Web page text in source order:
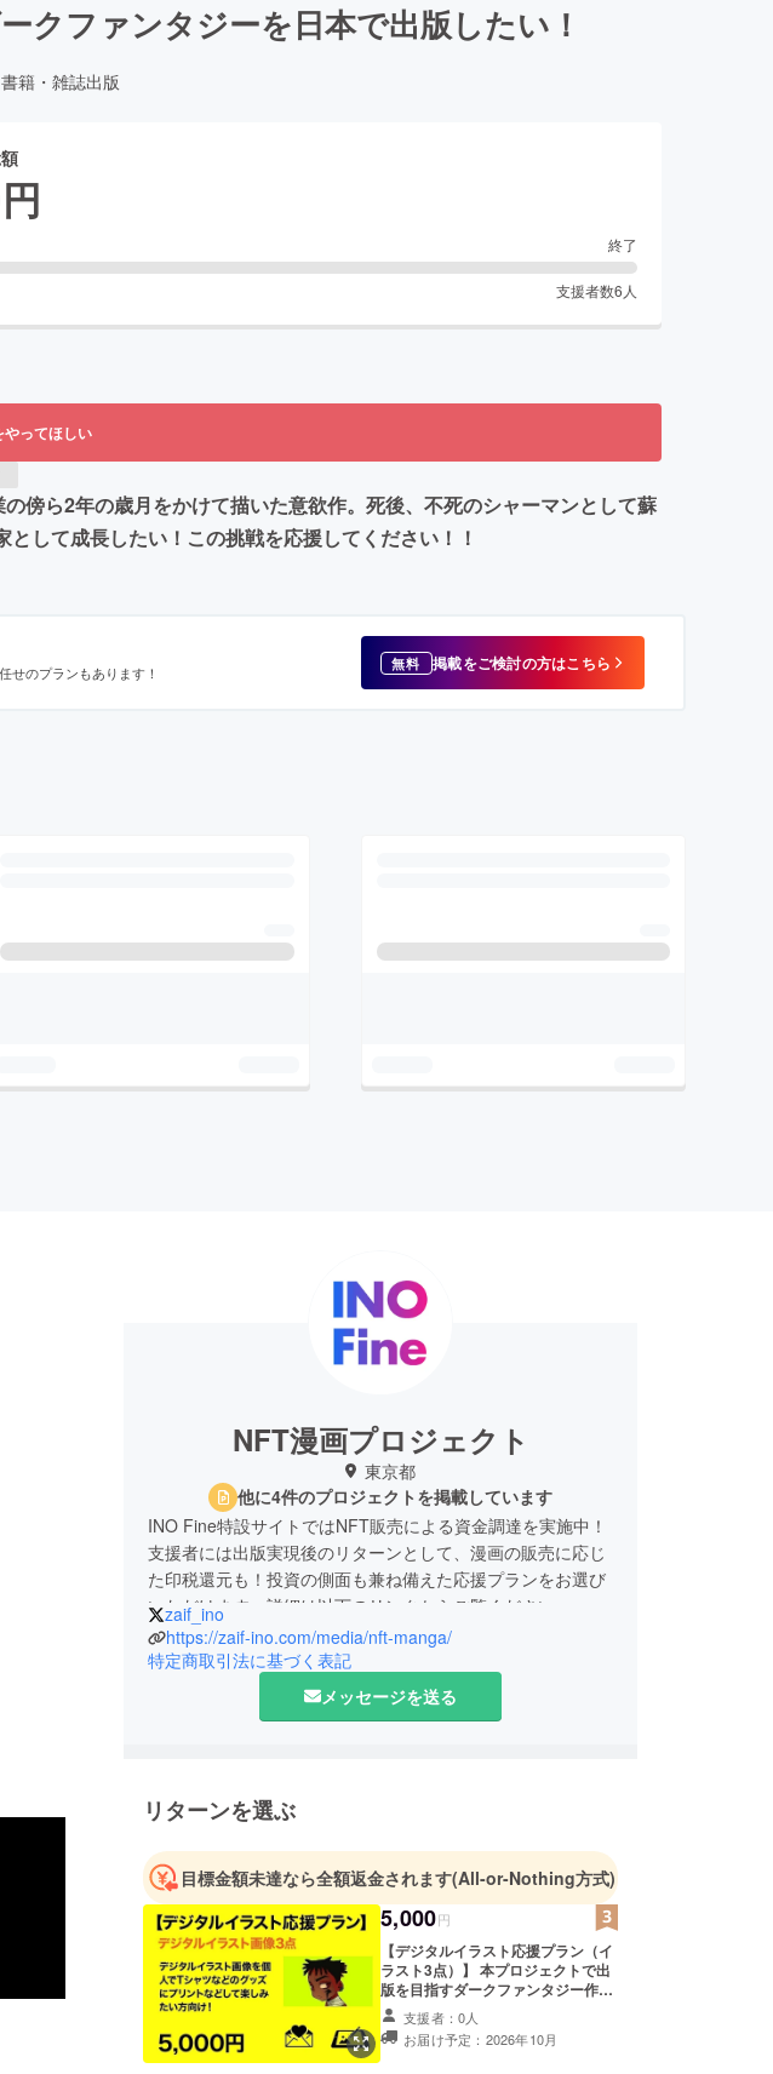
クファンタジーを日本で出版したい！
書籍・雑誌出版
円
終了
支援者数6 人
やってほしい
傍ら2年の歳月をかけて描いた意欲作。死後、不死のシャーマンとして蘇
して成長したい！この挑戦を応援してください！！
せのプランもあります！ 無料 掲載をご検討の方はこちら
NFT漫画プロジェクト
東京都
他に4件のプロジェクトを掲載しています
INO Fine特設サイトではNFT販売による資金調達を実施中！
支援者には出版実現後のリターンとして、漫画の販売に応じ
た印税還元も！投資の側面も兼ね備えた応援プランをお選び
いただけます。詳細は以下のリンクからご覧ください。
zaif_ino
https://zaif-ino.com/media/nft-manga/
特定商取引法に基づく表記
メッセージを送る
リターンを選ぶ
目標金額未達なら全額返金されます(All-or-Nothing方式)
5,000円
【デジタルイラスト応援プラン（イ
ラスト3点）】 本プロジェクトで出
版を目指すダークファンタジー作品
『Ngano – Dead Shaman –』の世
界観を堪能できる描き下ろしイラス
トを提供します。 デジタルイラスト
支援者：0人
お届け予定：2026年10月